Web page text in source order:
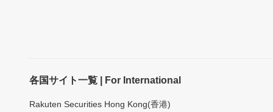
各国サイト一覧 | For International
Rakuten Securities Hong Kong(香港)